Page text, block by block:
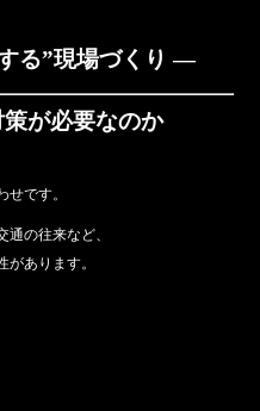
る”現場づくり ―
が必要なのか
です。
の往来など、
あります。